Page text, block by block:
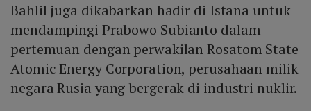
Bahlil juga dikabarkan hadir di Istana untuk
mendampingi Prabowo Subianto dalam
pertemuan dengan perwakilan Rosatom State
Atomic Energy Corporation, perusahaan milik
negara Rusia yang bergerak di industri nuklir.